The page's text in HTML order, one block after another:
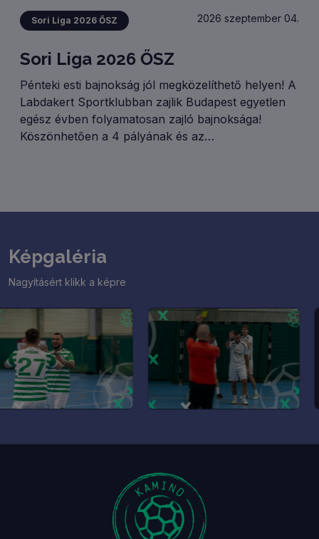
Sori Liga 2026 ŐSZ 2026 szeptember 04.
Sori Liga 2026 ŐSZ
Pénteki esti bajnokság jól megközelíthető helyen! A
Labdakert Sportklubban zajlik Budapest egyetlen
egész évben folyamatosan zajló bajnoksága!
Köszönhetően a 4 pályának és az
Képgaléria
Nagyításért klikk a képre